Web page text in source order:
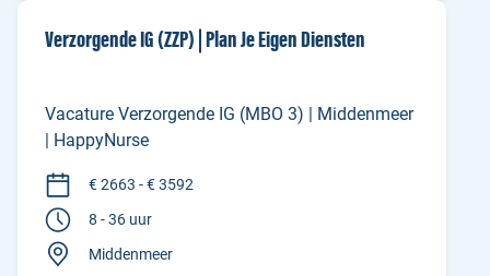
Verzorgende IG (ZZP) | Plan Je Eigen Diensten
Vacature Verzorgende IG (MBO 3) | Middenmeer
| HappyNurse
€ 2663 - € 3592
8 - 36 uur
Middenmeer